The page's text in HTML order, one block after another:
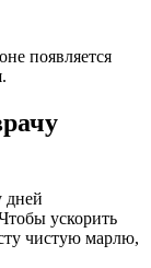
появляется
дней
ускорить
чистую марлю,